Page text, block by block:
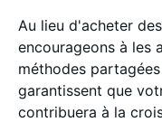
Au lieu d'acheter
encourageons à les
méthodes
garantissent que
contribuera à la